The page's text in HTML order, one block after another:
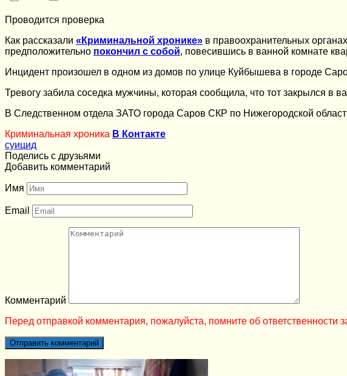
Проводится проверка
Как рассказали «Криминальной хронике» в правоохранительных
предположительно покончил с собой, повесившись в ванной комнате
Инцидент произошел в одном из домов по улице Куйбышева в городе
Тревогу забила соседка мужчины, которая сообщила, что тот закрылся в
В Следственном отдела ЗАТО города Саров СКР по Нижегородской
Криминальная хроника В Контакте
суицид
Поделись с друзьями
Добавить комментарий
Имя
Email
Комментарий
Перед отправкой комментария, пожалуйста, помните об ответственности